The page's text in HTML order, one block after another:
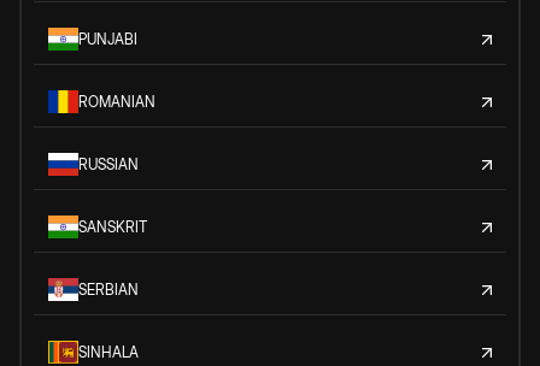
PUNJABI
ROMANIAN
RUSSIAN
SANSKRIT
SERBIAN
SINHALA